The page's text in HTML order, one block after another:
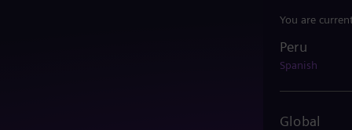
You are
Peru
Spanish
Global